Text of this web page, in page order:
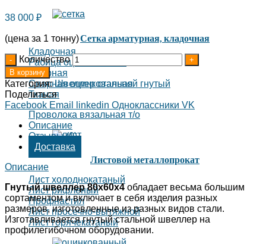
Сетка арматурная, кладочная
Кладочная
Рабица оцинкованная
Сварная
Сварная оцинкованная
Тканая
Проволока вязальная т/о
Листовой металлопрокат
Лист холоднокатаный
Лист рифленый
Профнастил
Лист просечно-вытяжной
Лист горячекатаный
38 000 ₽
(цена за 1 тонну)
Количество
В корзину
Категория:Швеллер стальной гнутый
Поделиться
Facebook Email linkedin Одноклассники VK
Описание
Отзывы (0)
Доставка
Описание
Гнутый швеллер 80х60х4обладает весьма большим
сортаментом и включает в себя изделия разных
размеров, изготовленные из разных видов стали.
Изготавливается гнутый стальной швеллер на
профилегибочном оборудовании.